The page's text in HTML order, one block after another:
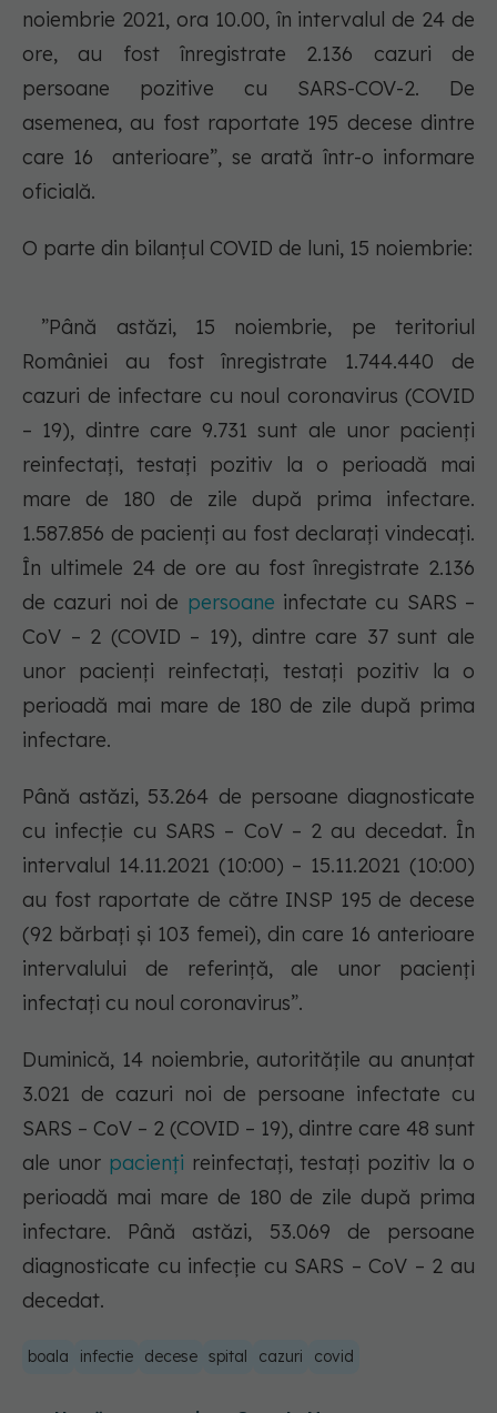
noiembrie 2021, ora 10.00, în intervalul de 24 de
ore, au fost înregistrate 2.136 cazuri de
persoane pozitive cu SARS-COV-2. De
asemenea, au fost raportate 195 decese dintre
care 16 anterioare”, se arată într-o informare
oficială.
O parte din bilanțul COVID de luni, 15 noiembrie:
”Până astăzi, 15 noiembrie, pe teritoriul
României au fost înregistrate 1.744.440 de
cazuri de infectare cu noul coronavirus (COVID
– 19), dintre care 9.731 sunt ale unor pacienți
reinfectați, testați pozitiv la o perioadă mai
mare de 180 de zile după prima infectare.
1.587.856 de pacienți au fost declarați vindecați.
În ultimele 24 de ore au fost înregistrate 2.136
de cazuri noi de persoane infectate cu SARS –
CoV – 2 (COVID – 19), dintre care 37 sunt ale
unor pacienți reinfectați, testați pozitiv la o
perioadă mai mare de 180 de zile după prima
infectare.
Până astăzi, 53.264 de persoane diagnosticate
cu infecție cu SARS – CoV – 2 au decedat. În
intervalul 14.11.2021 (10:00) – 15.11.2021 (10:00)
au fost raportate de către INSP 195 de decese
(92 bărbați și 103 femei), din care 16 anterioare
intervalului de referință, ale unor pacienți
infectați cu noul coronavirus”.
Duminică, 14 noiembrie, autoritățile au anunțat
3.021 de cazuri noi de persoane infectate cu
SARS – CoV – 2 (COVID – 19), dintre care 48 sunt
ale unor pacienți reinfectați, testați pozitiv la o
perioadă mai mare de 180 de zile după prima
infectare. Până astăzi, 53.069 de persoane
diagnosticate cu infecție cu SARS – CoV – 2 au
decedat.
boala infectie decese spital cazuri covid